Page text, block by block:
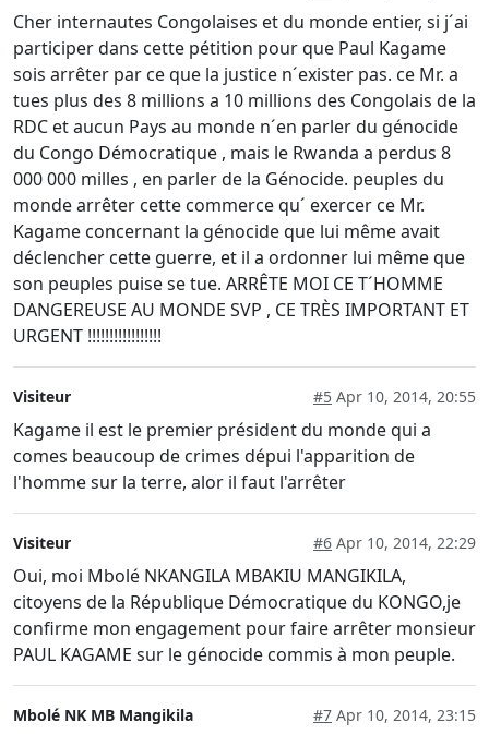
Cher internautes Congolaises et du monde entier, si j´ai
participer dans cette pétition pour que Paul Kagame
sois arrêter par ce que la justice n´exister pas. ce Mr. a
tues plus des 8 millions a 10 millions des Congolais de la
RDC et aucun Pays au monde n´en parler du génocide
du Congo Démocratique , mais le Rwanda a perdus 8
000 000 milles , en parler de la Génocide. peuples du
monde arrêter cette commerce qu´ exercer ce Mr.
Kagame concernant la génocide que lui même avait
déclencher cette guerre, et il a ordonner lui même que
son peuples puise se tue. ARRÊTE MOI CE T´HOMME
DANGEREUSE AU MONDE SVP , CE TRÈS IMPORTANT ET
URGENT !!!!!!!!!!!!!!!!!
Visiteur #5 Apr 10, 2014, 20:55
Kagame il est le premier président du monde qui a
comes beaucoup de crimes dépui l'apparition de
l'homme sur la terre, alor il faut l'arrêter
Visiteur #6 Apr 10, 2014, 22:29
Oui, moi Mbolé NKANGILA MBAKIU MANGIKILA,
citoyens de la République Démocratique du KONGO,je
confirme mon engagement pour faire arrêter monsieur
PAUL KAGAME sur le génocide commis à mon peuple.
Mbolé NK MB Mangikila #7 Apr 10, 2014, 23:15